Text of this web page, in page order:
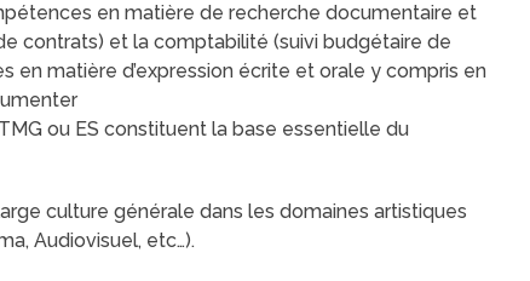
en matière de recherche documentaire et
contrats) et la comptabilité (suivi budgétaire de
en matière d’expression écrite et orale y compris en
ou ES constituent la base essentielle du
culture générale dans les domaines artistiques
Audiovisuel, etc…).